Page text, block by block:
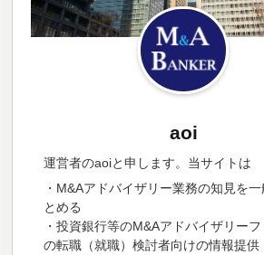
aoi
運営者のaoiと申します。当サイトは
・M&Aアドバイザリー業務の知見を一
とめる
・投資銀行等のM&Aアドバイザリー
の転職（就職）検討者向けの情報提供